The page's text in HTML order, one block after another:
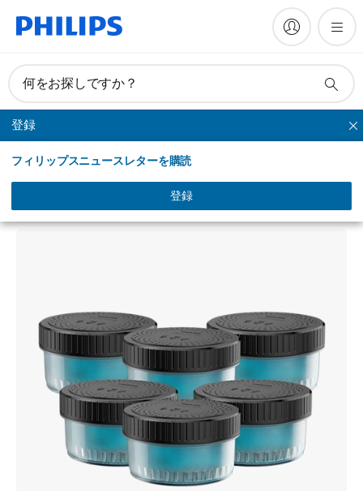
何をお探しですか？
登録
フィリップスニュースレターを購読
登録
クリーニング
4.7(3 レビュー)